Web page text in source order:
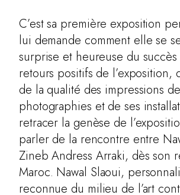
C’est sa première exposition
lui demande comment elle se
surprise et heureuse du succès
retours positifs de l’exposition,
de la qualité des impressions
photographies et de ses
retracer la genèse de
parler de la rencontre entre
Zineb Andress Arraki, dès son
Maroc. Nawal Slaoui,
reconnue du milieu de l’art